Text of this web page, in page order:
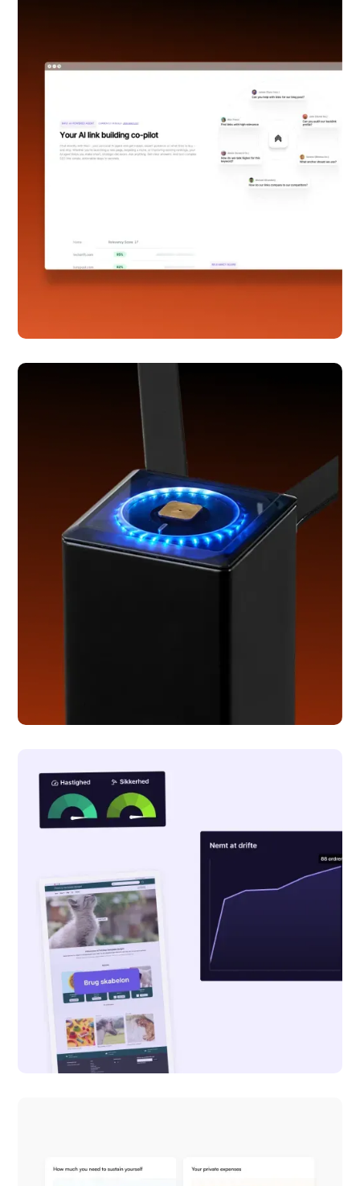
Serpier
Webflow udvikling
Webflow udvikling